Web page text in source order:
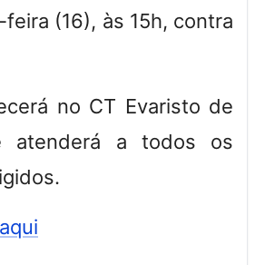
(16), às 15h, contra
no CT Evaristo de
atenderá a todos os